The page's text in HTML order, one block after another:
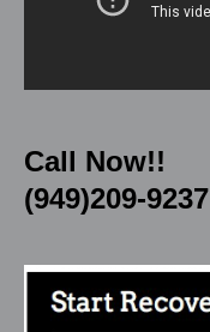
Call Now!!
(949)209-9237